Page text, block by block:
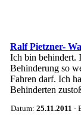
Ralf Pietzner-
Ich bin behindert.
Behinderung so
Fahren darf. Ich
Behinderten
Datum: 25.11.2011 -